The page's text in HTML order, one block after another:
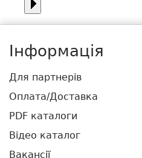
Інформація
Для партнерів
Оплата/Доставка
PDF каталоги
Відео каталог
Вакансії